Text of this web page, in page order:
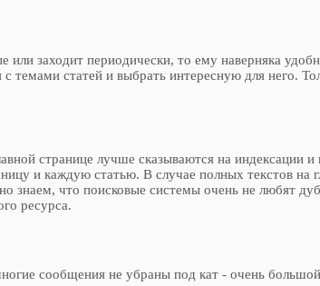
или заходит периодически, то ему наверняка
с темами статей и выбрать интересную для него.
странице лучше сказываются на индексации
и каждую статью. В случае полных текстов на
что поисковые системы очень не любят
ресурса.
сообщения не убраны под кат - очень